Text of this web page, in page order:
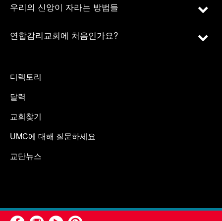
우리의 신앙이 자라는 방법들
연합감리교회에 처음인가요?
디렉토리
달력
교회찾기
UMC에 대해 질문하세요
교단뉴스